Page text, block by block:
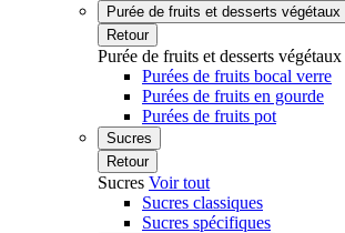
Purée de fruits et desserts végétaux
Retour
Purée de fruits et desserts végétaux
Purées de fruits bocal verre
Purées de fruits en gourde
Purées de fruits pot
Sucres
Retour
Sucres Voir tout
Sucres classiques
Sucres spécifiques